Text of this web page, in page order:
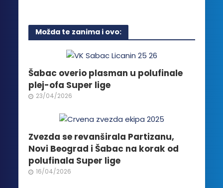
više
varijanti.
Opcije
mogu
biti
izabrane
na
proizvoda.
Možda te zanima i ovo:
Šabac overio plasman u polufinale
plej-ofa Super lige
23/04/2026
Zvezda se revanširala Partizanu,
Novi Beograd i Šabac na korak od
polufinala Super lige
16/04/2026